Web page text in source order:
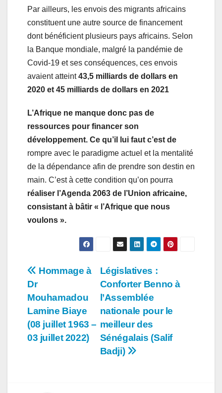
Par ailleurs, les envois des migrants africains
constituent une autre source de financement
dont bénéficient plusieurs pays africains. Selon
la Banque mondiale, malgré la pandémie de
Covid-19 et ses conséquences, ces envois
avaient atteint43,5 milliards de dollars en
2020 et 45 milliards de dollars en 2021
L’Afrique ne manque donc pas de
ressources pour financer son
développement. Ce qu’il lui faut c’est de
rompre avec le paradigme actuel et la mentalité
de la dépendance afin de prendre son destin en
main. C’est à cette condition qu’on pourra
réaliser l’Agenda 2063 de l’Union africaine,
consistant à bâtir « l’Afrique que nous
voulons ».
Navigation
de
l’article
Législatives :
Conforter Benno à
l’Assemblée
nationale pour le
meilleur des
Sénégalais (Salif
Badji)
Hommage à
Dr
Mouhamadou
Lamine Biaye
(08 juillet 1963 –
03 juillet 2022)